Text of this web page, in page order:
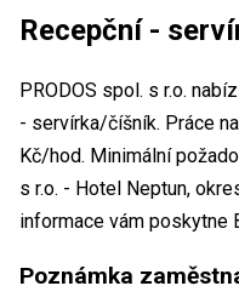
Recepční -
PRODOS spol. s r.o.
- servírka/číšník. Práce
Kč/hod. Minimální
s r.o. - Hotel Neptun,
informace vám poskytne
Poznámka